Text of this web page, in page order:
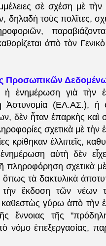
σὲ σχέση μὲ
τοὺς πολῖτες,
ἀπὸ τὸν
Προσωπικῶν
ἐνημέρωση γιὰ τὴν
Ἀστυνομία (ΕΛ.ΑΣ.), ἡ
δὲν ἦταν ἐπαρκὴς καὶ
σχετικὰ μὲ τὴν
ἐλλιπεῖς,
αὐτὴ δὲν
πληροφόρηση σχετικὰ
ὅπως τὰ δακτυλικὰ
ἔκδοση τῶν νέων
γύρω ἀπὸ τὴν
τῆς
νόμο ἐπεξεργασίας,